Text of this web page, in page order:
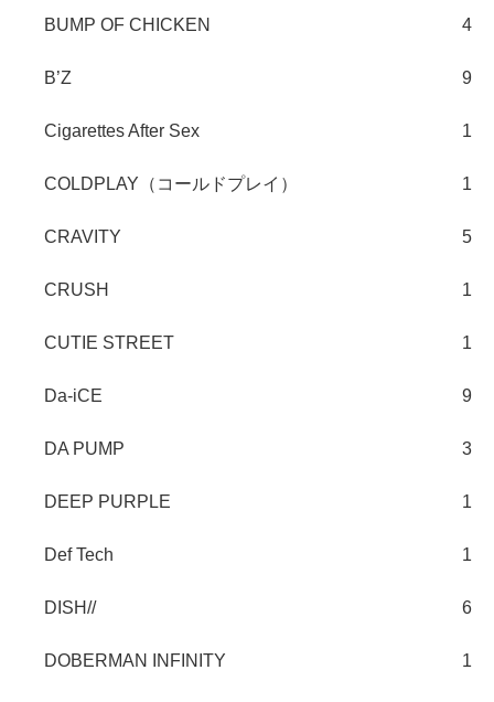
BUMP OF CHICKEN 4
B’Z 9
Cigarettes After Sex 1
COLDPLAY（コールドプレイ） 1
CRAVITY 5
CRUSH 1
CUTIE STREET 1
Da-iCE 9
DA PUMP 3
DEEP PURPLE 1
Def Tech 1
DISH// 6
DOBERMAN INFINITY 1